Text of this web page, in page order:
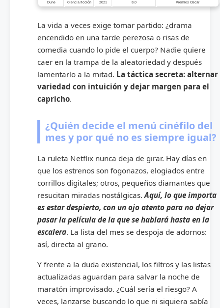
Dune Ciencia ficción 2021 8.0 Premios Oscar
La vida a veces exige tomar partido: ¿drama
encendido en una tarde perezosa o risas de
comedia cuando lo pide el cuerpo? Nadie quiere
caer en la trampa de la aleatoriedad y después
lamentarlo a la mitad. La táctica secreta: alternar
variedad con intuición y dejar margen para el
capricho.
¿Quién decide el menú cinéfilo del
mes y por qué no es siempre igual?
La ruleta Netflix nunca deja de girar. Hay días en
que los estrenos son fogonazos, elogiados entre
corrillos digitales; otros, pequeños diamantes que
resucitan miradas nostálgicas.Aquí, lo que importa
es estar despierto, con un ojo atento para no dejar
pasar la película de la que se hablará hasta en la
escalera. La lista del mes se despoja de adornos:
así, directa al grano.
Y frente a la duda existencial, los filtros y las listas
actualizadas aguardan para salvar la noche de
maratón improvisado. ¿Cuál sería el riesgo? A
veces, lanzarse buscando lo que ni siquiera sabía